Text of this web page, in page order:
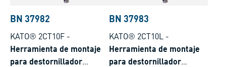
BN 37982
KATO® 2CT10F -
Herramienta de montaje
para destornillador
BN 37983
KATO® 2CT10L -
Herramienta de montaje
para destornillador